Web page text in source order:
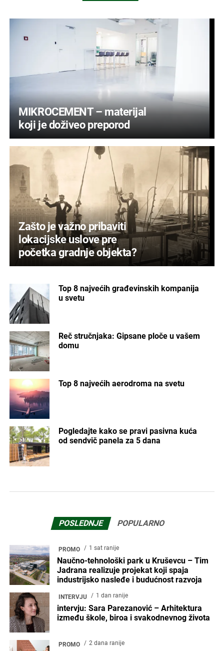
MIKROCEMENT – materijal
koji je doživeo preporod
Zašto je važno pribaviti
lokacijske uslove pre
početka gradnje objekta?
Top 8 najvećih građevinskih kompanija
u svetu
Reč stručnjaka: Gipsane ploče u vašem
domu
Top 8 najvećih aerodroma na svetu
Pogledajte kako se pravi pasivna kuća
od sendvič panela za 5 dana
POSLEDNJE POPULARNO
PROMO 1 sat ranije
Naučno-tehnološki park u Kruševcu – Tim
Jadrana realizuje projekat koji spaja
industrijsko nasleđe i budućnost razvoja
INTERVJU 1 dan ranije
intervju: Sara Parezanović – Arhitektura
između škole, biroa i svakodnevnog života
PROMO 2 dana ranije